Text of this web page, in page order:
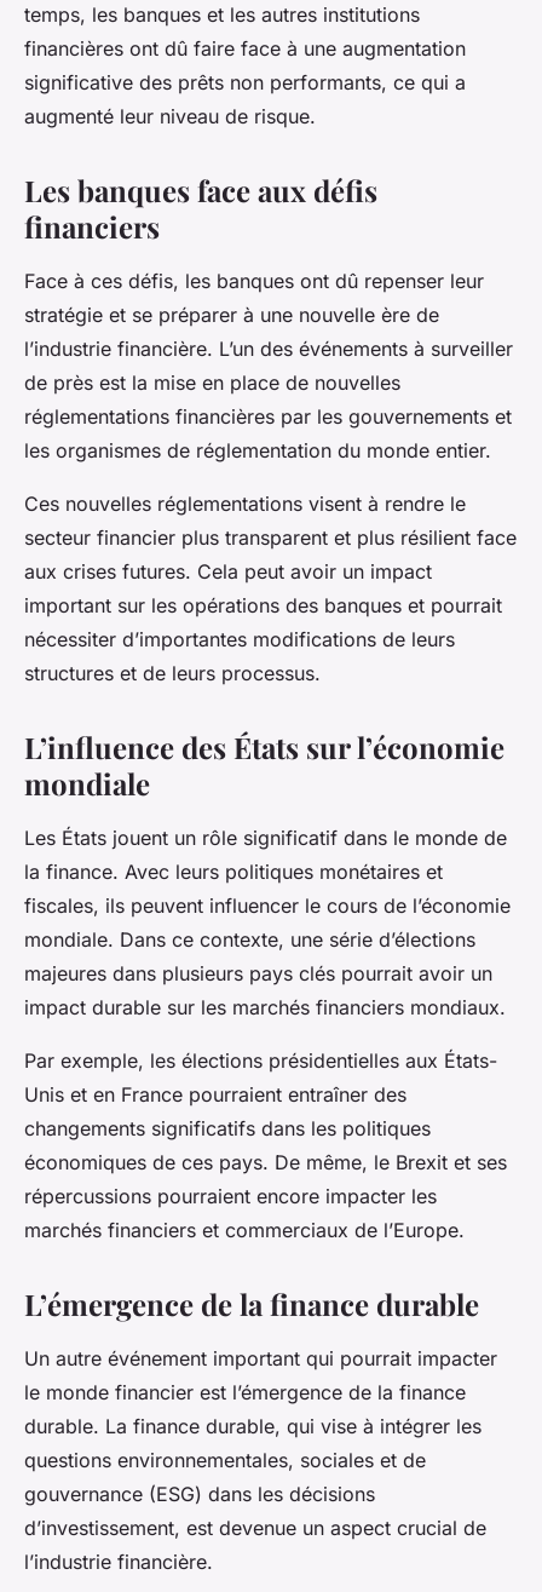
temps, les banques et les autres institutions
financières ont dû faire face à une augmentation
significative des prêts non performants, ce qui a
augmenté leur niveau de risque.
Les banques face aux défis
financiers
Face à ces défis, les banques ont dû repenser leur
stratégie et se préparer à une nouvelle ère de
l’industrie financière. L’un des événements à surveiller
de près est la mise en place de nouvelles
réglementations financières par les gouvernements et
les organismes de réglementation du monde entier.
Ces nouvelles réglementations visent à rendre le
secteur financier plus transparent et plus résilient face
aux crises futures. Cela peut avoir un impact
important sur les opérations des banques et pourrait
nécessiter d’importantes modifications de leurs
structures et de leurs processus.
L’influence des États sur l’économie
mondiale
Les États jouent un rôle significatif dans le monde de
la finance. Avec leurs politiques monétaires et
fiscales, ils peuvent influencer le cours de l’économie
mondiale. Dans ce contexte, une série d’élections
majeures dans plusieurs pays clés pourrait avoir un
impact durable sur les marchés financiers mondiaux.
Par exemple, les élections présidentielles aux États-
Unis et en France pourraient entraîner des
changements significatifs dans les politiques
économiques de ces pays. De même, le Brexit et ses
répercussions pourraient encore impacter les
marchés financiers et commerciaux de l’Europe.
L’émergence de la finance durable
Un autre événement important qui pourrait impacter
le monde financier est l’émergence de la finance
durable. La finance durable, qui vise à intégrer les
questions environnementales, sociales et de
gouvernance (ESG) dans les décisions
d’investissement, est devenue un aspect crucial de
l’industrie financière.